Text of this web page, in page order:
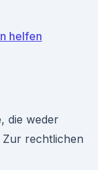
helfen
die weder
Zur rechtlichen